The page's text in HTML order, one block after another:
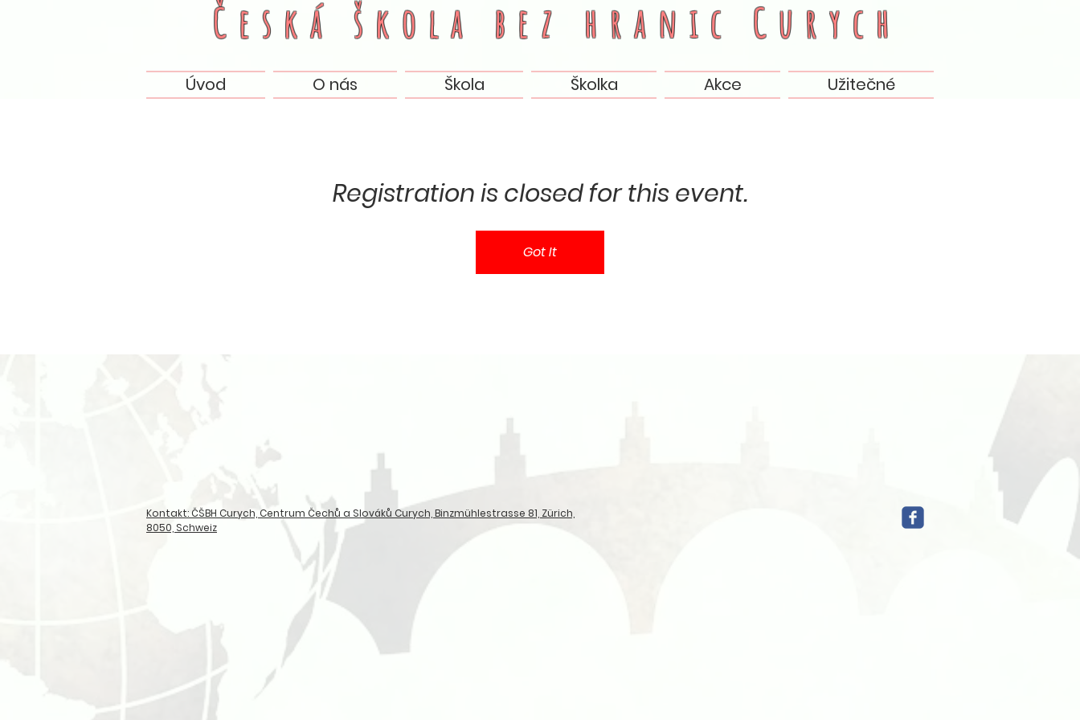
Česká škola bez hranic Curych
Úvod O nás Škola Školka Akce Užitečné
Registration is closed for this event.
Got It
Kontakt: ČŠBH Curych, Centrum Čechů a Slováků Curych, Binzmühlestrasse 81, Zürich,
8050, Schweiz